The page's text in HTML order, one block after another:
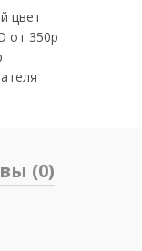
цвет
от 350р
(0)